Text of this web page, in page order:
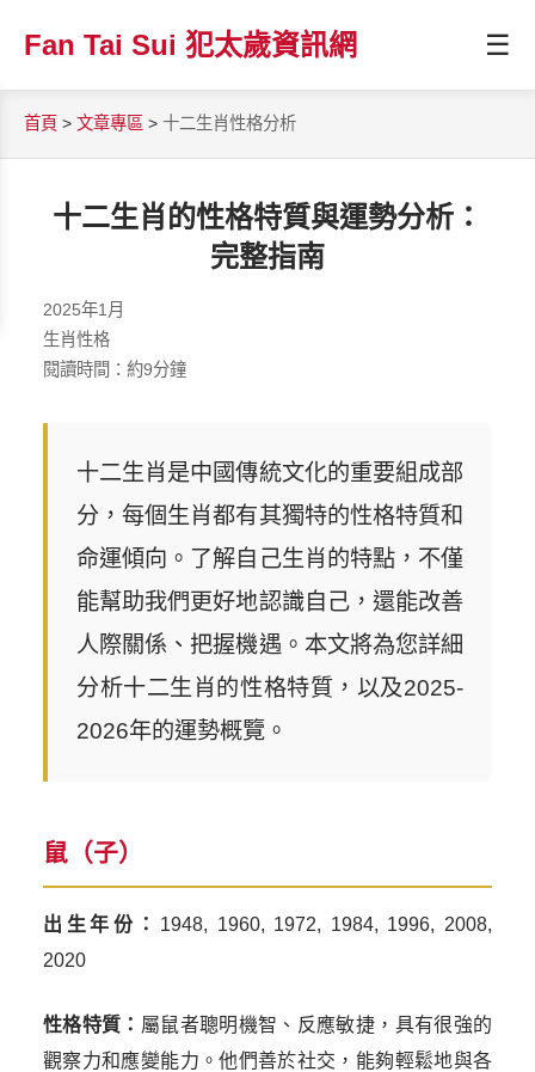
Fan Tai Sui 犯太歲資訊網 ☰
首頁 > 文章專區 > 十二生肖性格分析
十二生肖的性格特質與運勢分析：
完整指南
2025年1月
生肖性格
閱讀時間：約9分鐘
十二生肖是中國傳統文化的重要組成部
分，每個生肖都有其獨特的性格特質和
命運傾向。了解自己生肖的特點，不僅
能幫助我們更好地認識自己，還能改善
人際關係、把握機遇。本文將為您詳細
分析十二生肖的性格特質，以及2025-
2026年的運勢概覽。
鼠（子）
出生年份： 1948, 1960, 1972, 1984, 1996, 2008,
2020
性格特質： 屬鼠者聰明機智、反應敏捷，具有很強的
觀察力和應變能力。他們善於社交，能夠輕鬆地與各